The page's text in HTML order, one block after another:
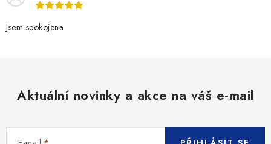
Jsem spokojena
Aktuální novinky a akce na váš e-mail